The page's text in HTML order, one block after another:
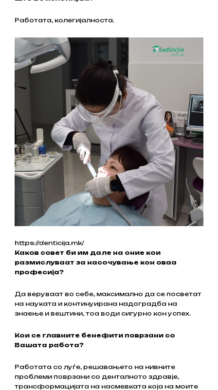
Работата, колегијалноста.
https://denticija.mk/
Каков совет би им дале на оние кои
размислуваат за насочување кон оваа
професија?
Да веруваат во себе, максимално да се посветат
на науката и континуирана надоградба на
знаење и вештини, тоа води сигурно кон успех.
Кои се главните бенефити поврзани со
Вашата работа?
Работата со луѓе, решавањето на нивните
проблеми поврзани со денталното здравје,
трансформацијата на насмевката која на моите